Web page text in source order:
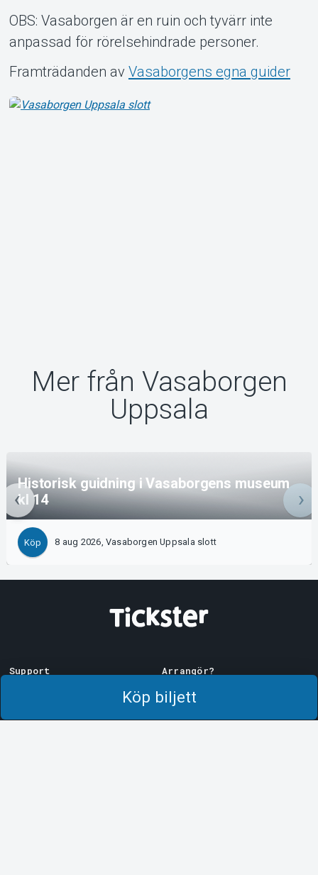
Köp biljett
OBS: Vasaborgen är en ruin och tyvärr inte
anpassad för rörelsehindrade personer.
Framträdanden av Vasaborgens egna guider
Mer från Vasaborgen
Uppsala
Historisk guidning i Vasaborgens museum
kl 14
Köp 8 aug 2026, Vasaborgen Uppsala slott
Support
Arrangör?
Logga in i Manager